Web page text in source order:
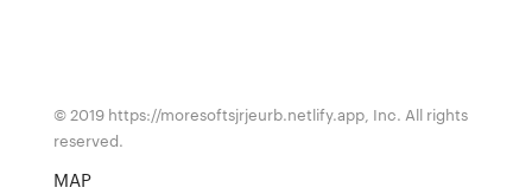
© 2019 https://moresoftsjrjeurb.netlify.app, Inc. All rights
reserved.
MAP